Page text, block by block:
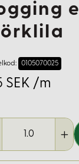
0105070025
SEK /m